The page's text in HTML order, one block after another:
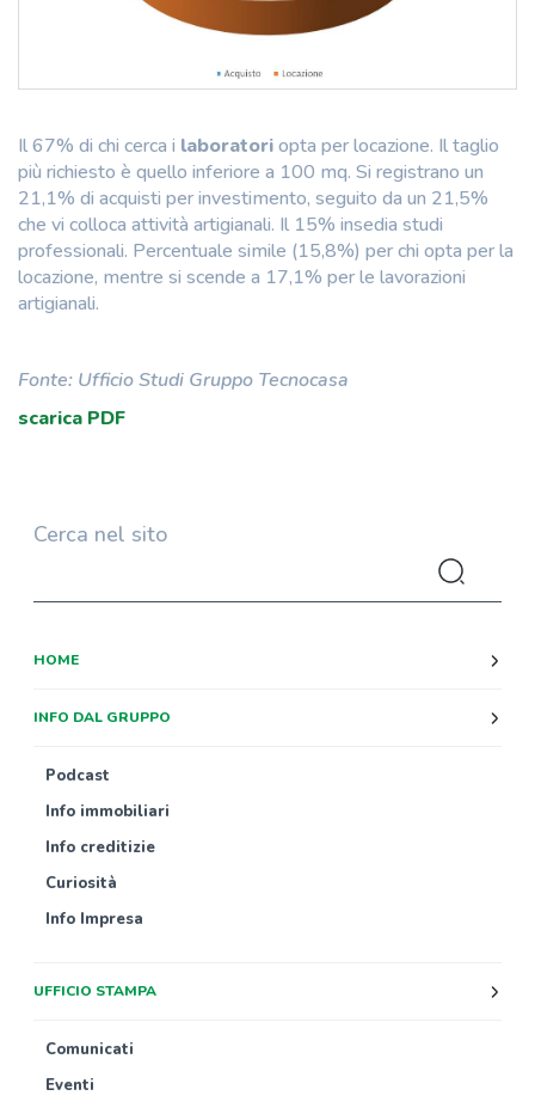
Il 67% di chi cerca i laboratoriopta per locazione. Il taglio
più richiesto è quello inferiore a 100 mq. Si registrano un
21,1% di acquisti per investimento, seguito da un 21,5%
che vi colloca attività artigianali. Il 15% insedia studi
professionali. Percentuale simile (15,8%) per chi opta per la
locazione, mentre si scende a 17,1% per le lavorazioni
artigianali.
Fonte: Ufficio Studi Gruppo Tecnocasa
scarica PDF
Cerca nel sito
HOME
INFO DAL GRUPPO
Podcast
Info immobiliari
Info creditizie
Curiosità
Info Impresa
UFFICIO STAMPA
Comunicati
Eventi